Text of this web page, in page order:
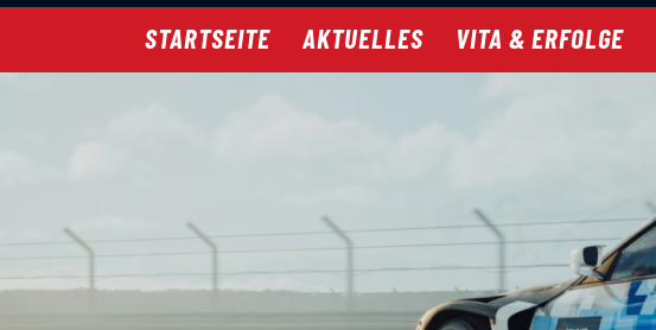
STARTSEITE AKTUELLES VITA & ERFOLGE